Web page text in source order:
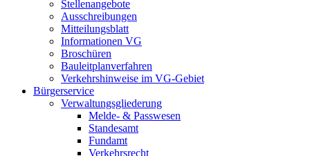
Stellenangebote
Ausschreibungen
Mitteilungsblatt
Informationen VG
Broschüren
Bauleitplanverfahren
Verkehrshinweise im VG-Gebiet
Bürgerservice
Verwaltungsgliederung
Melde- & Passwesen
Standesamt
Fundamt
Verkehrsrecht